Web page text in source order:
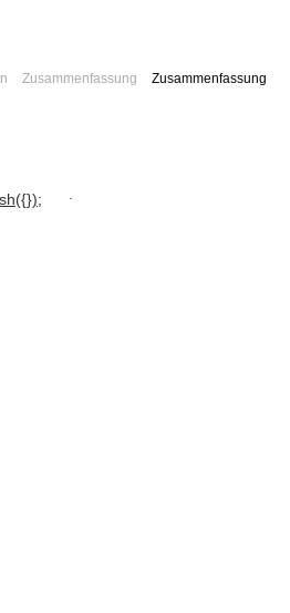
Zusammenfassung
Zusammenfassung